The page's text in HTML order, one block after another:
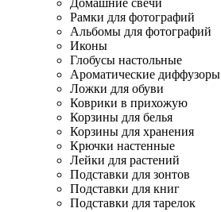
Домашние свечи
Рамки для фотографий
Альбомы для фотографий
Иконы
Глобусы настольные
Ароматические диффузоры
Ложки для обуви
Коврики в прихожую
Корзины для белья
Корзины для хранения
Крючки настенные
Лейки для растений
Подставки для зонтов
Подставки для книг
Подставки для тарелок